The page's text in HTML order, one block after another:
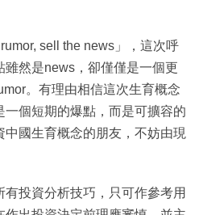
sell the news」，這次呼
然是news，卻僅僅是一個更
。有理由相信這次生育概念
個短期的爆點，而是可擴容的
國生育概念的朋友，不妨由現
投資分析技巧，只可作參考用